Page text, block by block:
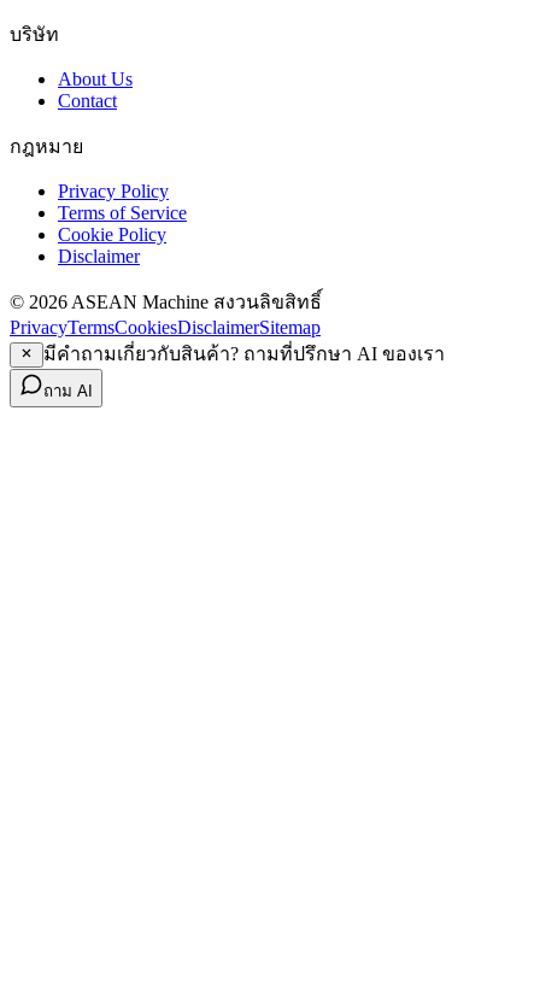
บริษัท
About Us
Contact
กฎหมาย
Privacy Policy
Terms of Service
Cookie Policy
Disclaimer
© 2026 ASEAN Machine สงวนลิขสิทธิ์
PrivacyTermsCookiesDisclaimerSitemap
มีคำถามเกี่ยวกับสินค้า? ถามที่ปรึกษา AI ของเรา
ถาม AI